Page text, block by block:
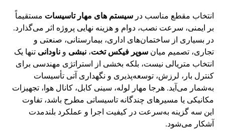
انتخاب مقطع مناسب درسیستم های مهار تاسیسات مستقیماً
بر ایمنی، سرعت نصب، دوام و هزینه نهایی پروژه اثر می‌گذارد.
در بسیاری از ساختمان‌های اداری، بیمارستانی، صنعتی و
تجاری، تصمیم میانسوپر فیکس تخت،نبشی وناودانی تنها یک
انتخاب متریالی نیست، بلکه بخشی از استراتژی مهندسی برای
کنترل بار، لرزش، توسعه‌پذیری و نگهداری آتی تأسیسات
به‌شمار می‌آید. هرجا مهار لوله، سینی کابل، کانال هوا، تجهیزات
مکانیکی یا مسیرهای چندگانه تاسیساتی مطرح باشد، تفاوت
این سه گزینه به‌سرعت در کیفیت اجرا و عملکرد بلندمدت
آشکار می‌شود.